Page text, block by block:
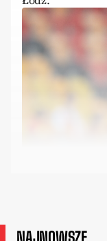
NAJNOWSZE